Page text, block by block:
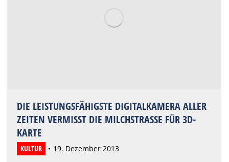
DIE LEISTUNGSFÄHIGSTE DIGITALKAMERA ALLER
ZEITEN VERMISST DIE MILCHSTRASSE FÜR 3D-KA
RTE
KULTUR 19. Dezember 2013